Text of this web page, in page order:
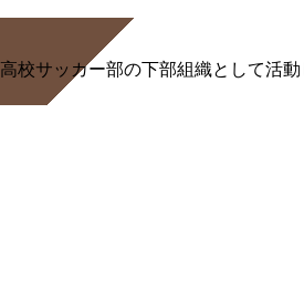
校サッカー部の下部組織として活